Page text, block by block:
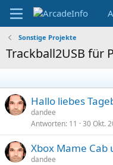
Sonstige Projekte
Trackball2USB für
Hallo liebes
dandee
Antworten 11 30 Okt.
Xbox Mame Cab
dandee